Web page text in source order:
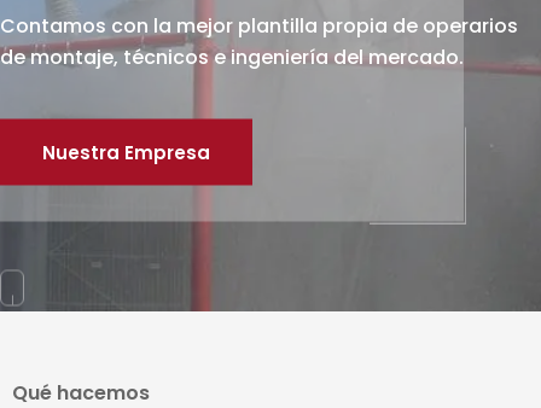
Contamos con la mejor plantilla propia de operarios
de montaje, técnicos e ingeniería del mercado.
Nuestra Empresa
Qué hacemos